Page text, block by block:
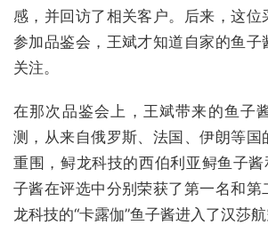
感，并回访了相关客户。后来，这位
参加品鉴会，王斌才知道自家的鱼子
关注。
在那次品鉴会上，王斌带来的鱼子
测，从来自俄罗斯、法国、伊朗等国
重围，鲟龙科技的西伯利亚鲟鱼子酱
子酱在评选中分别荣获了第一名和第
龙科技的“卡露伽”鱼子酱进入了汉莎